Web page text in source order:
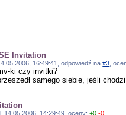
Invitation
16:49:41, odpowiedź na#3 ,
ki czy invitki?
samego siebie, jeśli
14.05.2006, 14:29:49, oceny:+0 -0